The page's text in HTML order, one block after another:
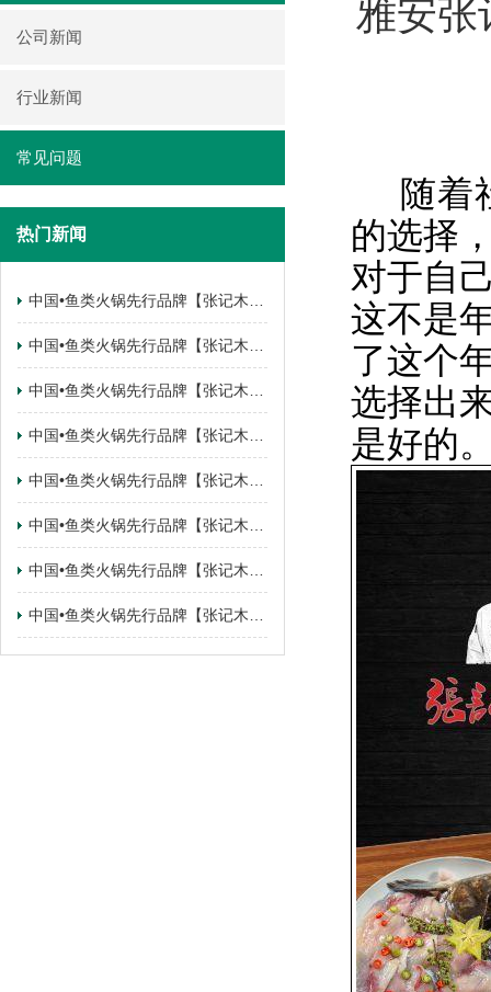
公司新闻
行业新闻
常见问题
热门新闻
雅安张
随着
的选择
对于自
这不是
了这个
选择出
是好的